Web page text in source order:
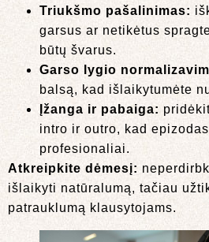
Triukšmo pašalinimas:
garsus ar netikėtus
būtų švarus.
Garso lygio
balsą, kad išlaikytumėte
Įžanga ir pabaiga:
intro ir outro, kad
profesionaliai.
Atkreipkite dėmesį:
išlaikyti natūralumą, tačiau
patrauklumą klausytojams.